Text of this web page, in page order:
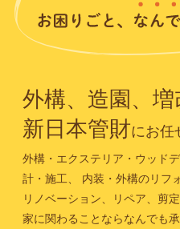
外構、造園、増
新日本管財にお任
外構・エクステリア・ウッド
計・施工、
内装・外構のリフ
リノベーション、リペア、剪
家に関わることならなんでも承